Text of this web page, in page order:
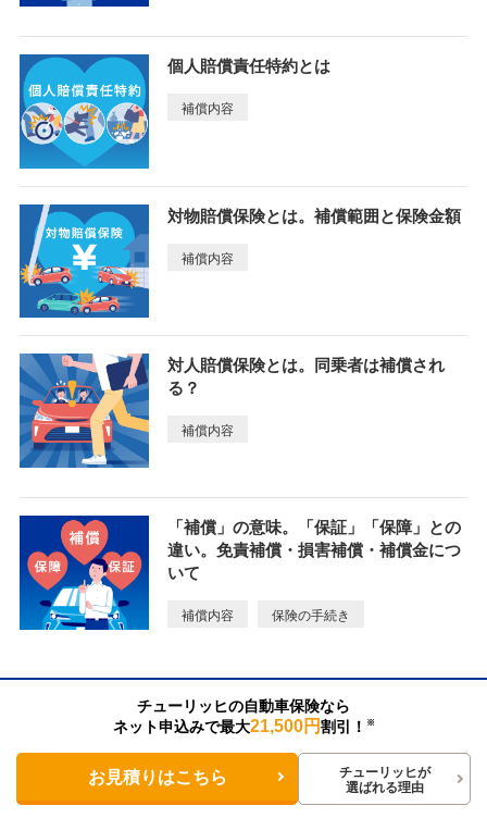
個人賠償責任特約とは
補償内容
対物賠償保険とは。補償範囲と保険金額
補償内容
対人賠償保険とは。同乗者は補償され
る？
補償内容
「補償」の意味。「保証」「保障」との
違い。免責補償・損害補償・補償金につ
いて
補償内容 保険の手続き
新車特約（車両新価特約・新車買替特
約）とは。必要？
自動車保険 車両保険
チューリッヒの自動車保険なら
ネット申込みで最大21,500円割引！ ※
お見積りはこちら
チューリッヒが
選ばれる理由